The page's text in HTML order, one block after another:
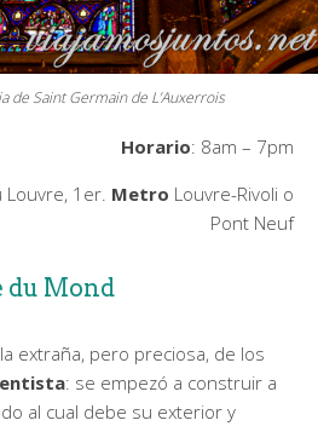
de Saint Germain de L’Auxerrois
Horario: 8am – 7pm
1er. Metro Louvre-Rivoli o
Pont Neuf
du Mond
extraña, pero preciosa, de los
: se empezó a construir a
al cual debe su exterior y